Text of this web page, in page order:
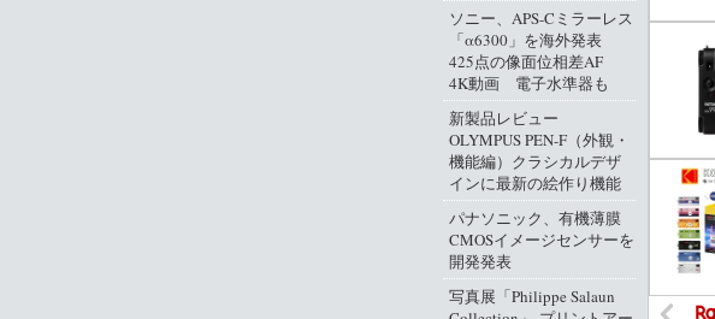
ソニー、APS-Cミラーレス
「α6300」を海外発表
425点の像面位相差AF
4K動画 電子水準器も
新製品レビュー
OLYMPUS PEN-F（外観・
機能編）クラシカルデザ
インに最新の絵作り機能
パナソニック、有機薄膜
CMOSイメージセンサーを
開発発表
写真展「Philippe Salaun